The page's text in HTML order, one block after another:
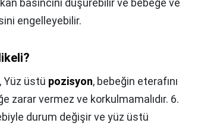
basıncını düşürebilir ve bebeğe ve
engelleyebilir.
Yüz üstü pozisyon, bebeğin eterafını
zarar vermez ve korkulmamalıdır. 6.
durum değişir ve yüz üstü